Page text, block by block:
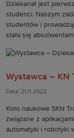
Dziekanat jest
studenci. Naszym
studentów i
stała się
Wystawca – KN
Data: 21.11.2022
Koło naukowe SKN
związane z
automatyki i robotyki